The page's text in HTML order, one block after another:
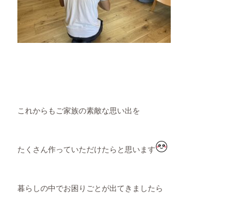
これからもご家族の素敵な思い出を
たくさん作っていただけたらと思います
暮らしの中でお困りごとが出てきましたら